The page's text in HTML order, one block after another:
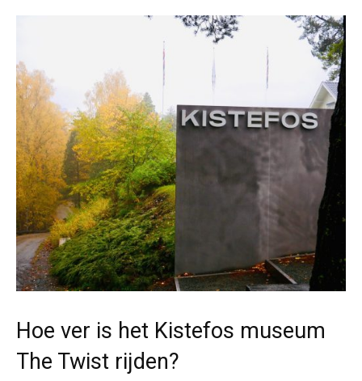
Hoe ver is het Kistefos museum
The Twist rijden?